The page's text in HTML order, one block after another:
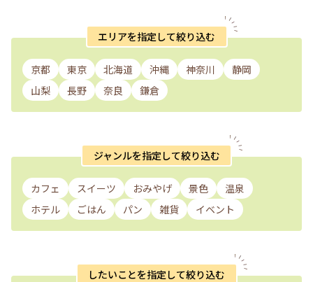
エリアを指定して絞り込む
京都 東京 北海道 沖縄 神奈川
静岡
山梨
長野 奈良 鎌倉
ジャンルを指定して絞り込む
カフェ スイーツ おみやげ 景色
温泉
ホテル
ごはん パン 雑貨 イベント
したいことを指定して絞り込む